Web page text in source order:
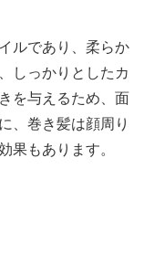
ルであり、柔らか
しっかりとしたカ
を与えるため、面
、巻き髪は顔周り
果もあります。